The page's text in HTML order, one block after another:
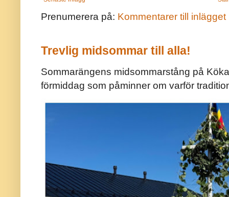
Prenumerera på: Kommentarer till inlägget
Trevlig midsommar till alla!
Sommarängens midsommarstång på
förmiddag som påminner om varför